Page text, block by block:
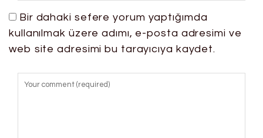
Bir dahaki sefere yorum yaptığımda
kullanılmak üzere adımı, e-posta adresimi ve
web site adresimi bu tarayıcıya kaydet.